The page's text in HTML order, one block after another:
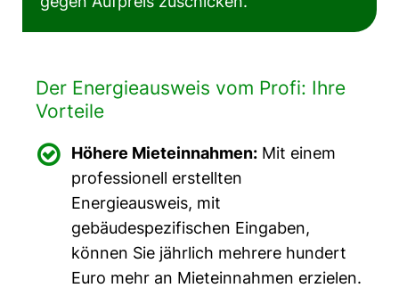
Der Energieausweis vom Profi: Ihre
Vorteile
 Höhere Mieteinnahmen: Mit einem
professionell erstellten
Energieausweis, mit
gebäudespezifischen Eingaben,
können Sie jährlich mehrere hundert
Euro mehr an Mieteinnahmen erzielen.